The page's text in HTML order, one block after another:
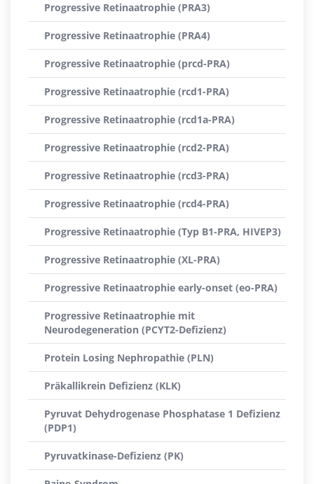
Progressive Retinaatrophie (PRA3)
Progressive Retinaatrophie (PRA4)
Progressive Retinaatrophie (prcd-PRA)
Progressive Retinaatrophie (rcd1-PRA)
Progressive Retinaatrophie (rcd1a-PRA)
Progressive Retinaatrophie (rcd2-PRA)
Progressive Retinaatrophie (rcd3-PRA)
Progressive Retinaatrophie (rcd4-PRA)
Progressive Retinaatrophie (Typ B1-PRA, HIVEP3)
Progressive Retinaatrophie (XL-PRA)
Progressive Retinaatrophie early-onset (eo-PRA)
Progressive Retinaatrophie mit
Neurodegeneration (PCYT2-Defizienz)
Protein Losing Nephropathie (PLN)
Präkallikrein Defizienz (KLK)
Pyruvat Dehydrogenase Phosphatase 1 Defizienz
(PDP1)
Pyruvatkinase-Defizienz (PK)